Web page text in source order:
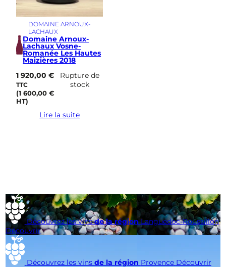
DOMAINE ARNOUX-
LACHAUX
Domaine Arnoux-
Lachaux Vosne-
Romanée Les Hautes
Maizières 2018
1 920,00€
TTC
(1 600,00€
HT)
Rupture de
stock
Lire la suite
Découvrez les vins de la régionLanguedoc-Roussillon
Découvrir
Découvrez les vins de la région Provence Découvrir